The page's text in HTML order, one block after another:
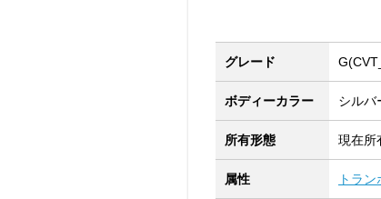
グレード
ボディーカラー シルバ
所有形態 現在所
属性 トラン